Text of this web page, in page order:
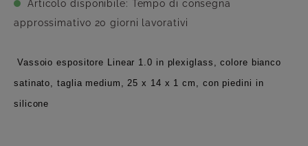
Articolo disponibile: Tempo di consegna
approssimativo 20 giorni lavorativi
Vassoio espositore Linear 1.0 in plexiglass, colore bianco
satinato, taglia medium, 25 x 14 x 1 cm, con piedini in
silicone